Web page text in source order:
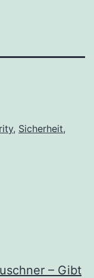
, Sicherheit,
– Gibt